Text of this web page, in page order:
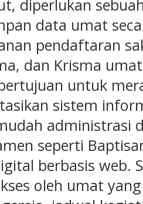
diperlukan
data umat
pendaftaran
dan Krisma
untuk
sistem
administrasi
seperti
berbasis web.
oleh umat